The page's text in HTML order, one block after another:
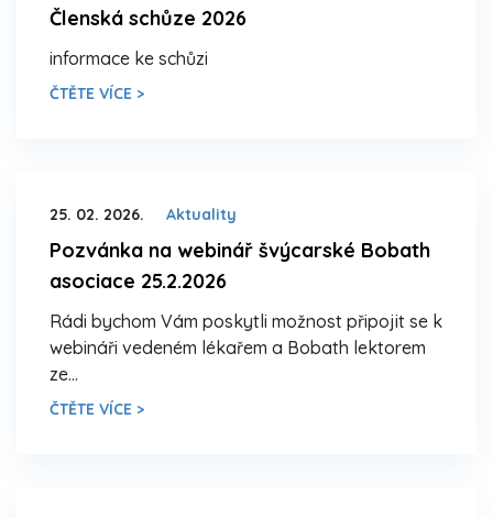
Členská schůze 2026
informace ke schůzi
ČTĚTE VÍCE >
25. 02. 2026. Aktuality
Pozvánka na webinář švýcarské Bobath
asociace 25.2.2026
Rádi bychom Vám poskytli možnost připojit se k
webináři vedeném lékařem a Bobath lektorem
ze…
ČTĚTE VÍCE >